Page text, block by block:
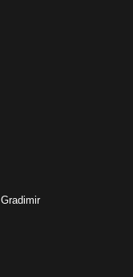
Gradimir